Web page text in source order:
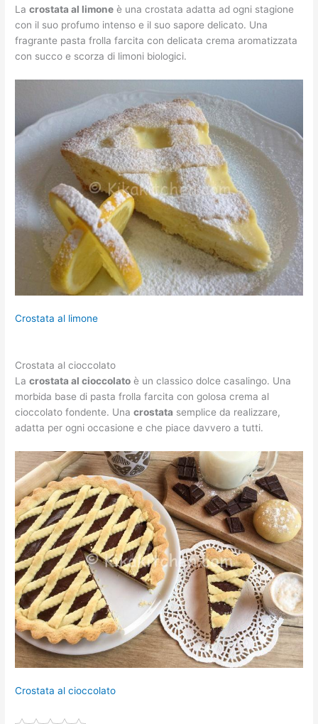
Lacrostata al limone è una crostata adatta ad ogni stagione
con il suo profumo intenso e il suo sapore delicato. Una
fragrante pasta frolla farcita con delicata crema aromatizzata
con succo e scorza di limoni biologici.
Crostata al limone
Crostata al cioccolato
Lacrostata al cioccolato è un classico dolce casalingo. Una
morbida base di pasta frolla farcita con golosa crema al
cioccolato fondente. Unacrostata semplice da realizzare,
adatta per ogni occasione e che piace davvero a tutti.
Crostata al cioccolato